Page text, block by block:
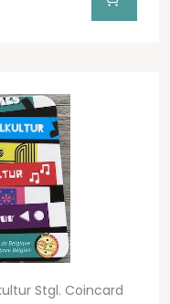
Stgl. Coincard